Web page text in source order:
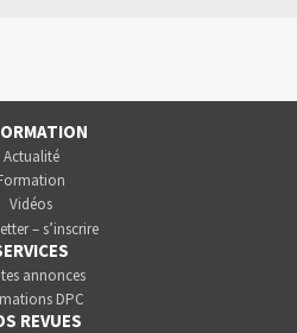
Actualité
Vidéos
– s’inscrire
annonces
DPC
REVUES